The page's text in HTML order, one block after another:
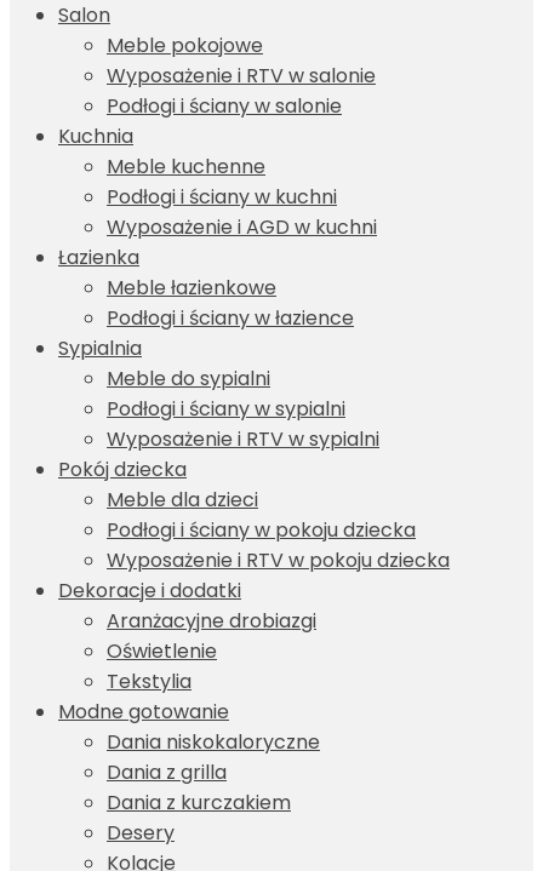
Salon
Meble pokojowe
Wyposażenie i RTV w salonie
Podłogi i ściany w salonie
Kuchnia
Meble kuchenne
Podłogi i ściany w kuchni
Wyposażenie i AGD w kuchni
Łazienka
Meble łazienkowe
Podłogi i ściany w łazience
Sypialnia
Meble do sypialni
Podłogi i ściany w sypialni
Wyposażenie i RTV w sypialni
Pokój dziecka
Meble dla dzieci
Podłogi i ściany w pokoju dziecka
Wyposażenie i RTV w pokoju dziecka
Dekoracje i dodatki
Aranżacyjne drobiazgi
Oświetlenie
Tekstylia
Modne gotowanie
Dania niskokaloryczne
Dania z grilla
Dania z kurczakiem
Desery
Kolacje